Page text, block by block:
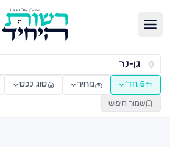
דירות למכירה ולהשכרה —
6 חד׳ מחיר סוג נכס
שמור חיפוש